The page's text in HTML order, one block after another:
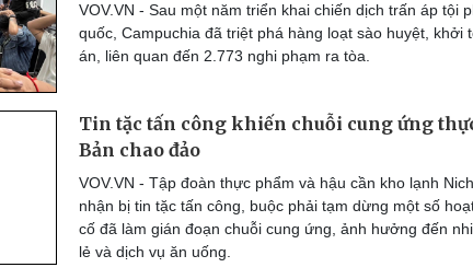
Việc làm
Biển đảo
Thể thao
Bóng đá quốc tế
Bóng đá Việt Nam
Lịch thi đấu bóng đá
Hậu trường
Xe máy
VOV.VN - Sau một năm triển khai chiến dịch trấn áp tội
quốc, Campuchia đã triệt phá hàng loạt sào huyệt, khởi
án, liên quan đến 2.773 nghi phạm ra tòa.
Tin tặc tấn công khiến chuỗi cung ứng
Bản chao đảo
VOV.VN - Tập đoàn thực phẩm và hậu cần kho lạnh
nhận bị tin tặc tấn công, buộc phải tạm dừng một số
cố đã làm gián đoạn chuỗi cung ứng, ảnh hưởng đến
lẻ và dịch vụ ăn uống.